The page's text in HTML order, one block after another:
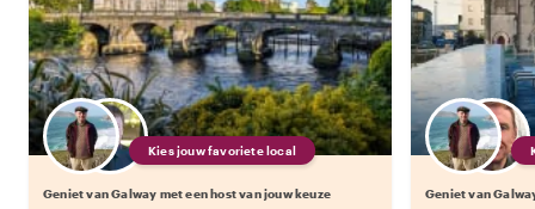
Kies jouw favoriete local
Geniet van Galway met een host van jouw keuze Geniet van